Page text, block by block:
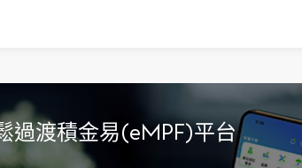
過渡積金易(eMPF)平台